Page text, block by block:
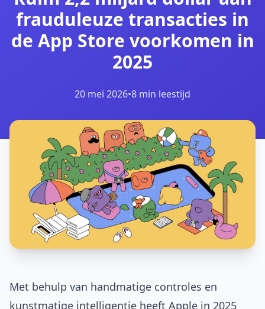
frauduleuze transacties in
de App Store voorkomen in
2025
20 mei 2026•8 min leestijd
Met behulp van handmatige controles en
kunstmatige intelligentie heeft Apple in 2025